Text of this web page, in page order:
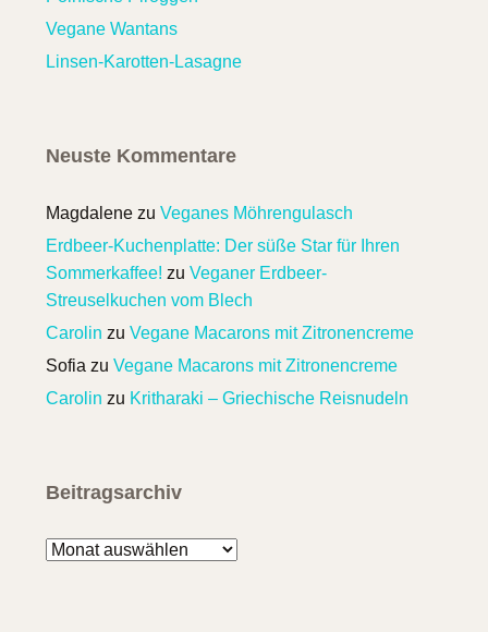
Vegane Wantans
Linsen-Karotten-Lasagne
Neuste Kommentare
Magdalenezu Veganes Möhrengulasch
Erdbeer-Kuchenplatte: Der süße Star für Ihren
Sommerkaffee! zu Veganer Erdbeer-
Streuselkuchen vom Blech
Carolin zu Vegane Macarons mit Zitronencreme
Sofia zu Vegane Macarons mit Zitronencreme
Carolin zu Kritharaki – Griechische Reisnudeln
Beitragsarchiv
Beitragsarchiv